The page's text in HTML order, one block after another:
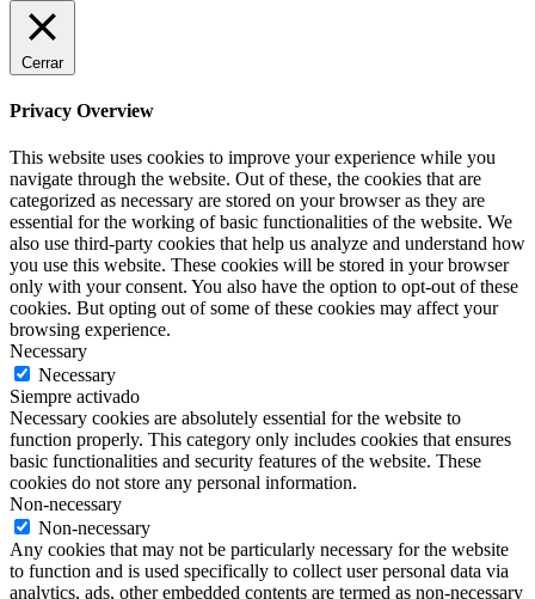
Cerrar
Privacy Overview
This website uses cookies to improve your experience while you
navigate through the website. Out of these, the cookies that are
categorized as necessary are stored on your browser as they are
essential for the working of basic functionalities of the website. We
also use third-party cookies that help us analyze and understand how
you use this website. These cookies will be stored in your browser
only with your consent. You also have the option to opt-out of these
cookies. But opting out of some of these cookies may affect your
browsing experience.
Necessary
Necessary
Siempre activado
Necessary cookies are absolutely essential for the website to
function properly. This category only includes cookies that ensures
basic functionalities and security features of the website. These
cookies do not store any personal information.
Non-necessary
Non-necessary
Any cookies that may not be particularly necessary for the website
to function and is used specifically to collect user personal data via
analytics, ads, other embedded contents are termed as non-necessary